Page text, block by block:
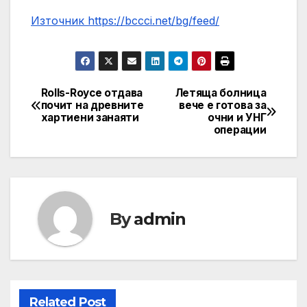
Източник https://bccci.net/bg/feed/
Post
navigation
Летяща болница
вече е готова за
очни и УНГ
операции
Rolls-Royce отдава
почит на древните
хартиени занаяти
Byadmin
Related Post